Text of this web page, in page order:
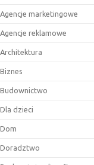
Agencje marketingowe
Agencje reklamowe
Architektura
Biznes
Budownictwo
Dla dzieci
Dom
Doradztwo